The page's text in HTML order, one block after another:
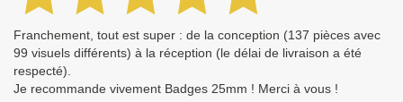
Franchement, tout est super : de la conception (137 pièces avec
99 visuels différents) à la réception (le délai de livraison a été
respecté).
Je recommande vivement Badges 25mm ! Merci à vous !